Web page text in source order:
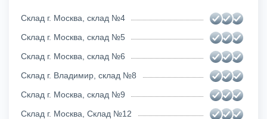
Склад г. Москва, склад №4
Склад г. Москва, склад №5
Склад г. Москва, склад №6
Склад г. Владимир, склад №8
Склад г. Москва, склад №9
Склад г. Москва, Склад №12